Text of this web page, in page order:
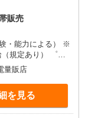
販売
・能力による） ※
定あり） ゜
+゜ 入社祝い金10
。・゜+゜
量販店
を見る